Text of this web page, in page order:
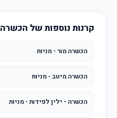
קרנות נוספות של הכשרה BEST INVEST
הכשרה מור - מניות
הכשרה מיטב - מניות
הכשרה - ילין לפידות - מניות